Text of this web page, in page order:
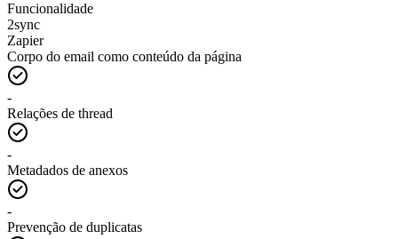
Funcionalidade
2sync
Zapier
Corpo do email como conteúdo da página
-
Relações de thread
-
Metadados de anexos
-
Prevenção de duplicatas